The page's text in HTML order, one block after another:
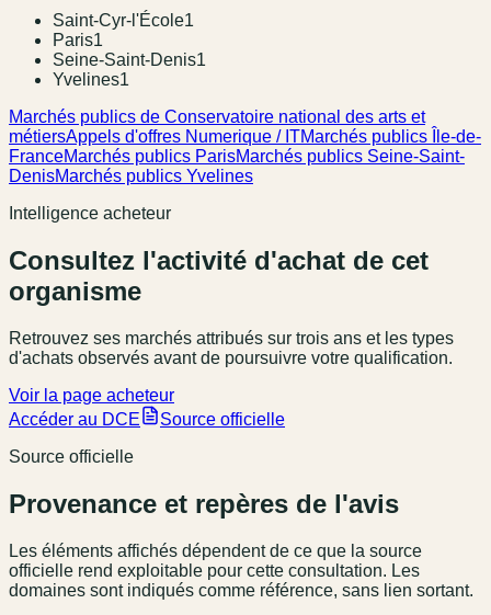
Saint-Cyr-l'École1
Paris1
Seine-Saint-Denis1
Yvelines1
Marchés publics de Conservatoire national des arts et
métiersAppels d'offres Numerique / ITMarchés publics Île-de-
FranceMarchés publics ParisMarchés publics Seine-Saint-
DenisMarchés publics Yvelines
Intelligence acheteur
Consultez l'activité d'achat de cet
organisme
Retrouvez ses marchés attribués sur trois ans et les types
d'achats observés avant de poursuivre votre qualification.
Voir la page acheteur
Accéder au DCE
Source officielle
Source officielle
Provenance et repères de l'avis
Les éléments affichés dépendent de ce que la source
officielle rend exploitable pour cette consultation. Les
domaines sont indiqués comme référence, sans lien sortant.